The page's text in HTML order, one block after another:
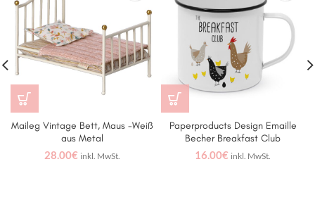
Maileg Vintage Bett, Maus -Weiß
aus Metal
28.00€ inkl. MwSt.
Paperproducts Design Emaille
Becher Breakfast Club
16.00€ inkl. MwSt.